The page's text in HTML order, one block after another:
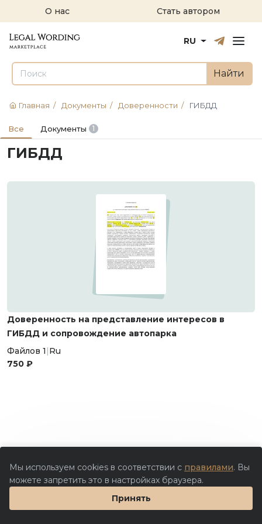
О нас Стать автором
РусскийEnglish
RU
Найти
Главная / Документы / Доверенности / ГИБДД
Все Документы 1
ГИБДД
Доверенность на представление интересов в
ГИБДД и сопровождение автопарка
Файлов 1 |Ru
750 ₽
Мы используем cookies в соответствии с правилами. Вы
можете запретить это в настройках браузера.
Принять